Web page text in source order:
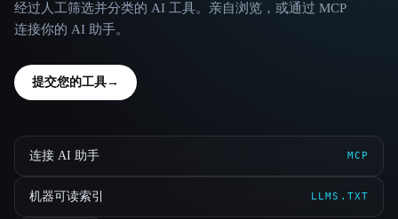
经过人工筛选并分类的 AI 工具。亲自浏览，或通过 MCP
连接你的 AI 助手。
提交您的工具→
连接 AI 助手 MCP
机器可读索引 LLMS.TXT